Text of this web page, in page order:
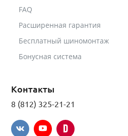
FAQ
Расширенная гарантия
Бесплатный шиномонтаж
Бонусная система
Контакты
8 (812) 325-21-21